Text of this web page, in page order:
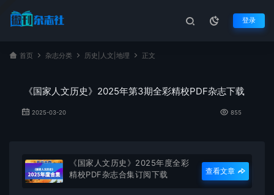
登录
首页 杂志分类 历史|人文|地理 正文
《国家人文历史》2025年第3期全彩精校PDF杂志下载
2025-03-20 855
《国家人文历史》2025年度全彩
精校PDF杂志合集订阅下载
查看文章